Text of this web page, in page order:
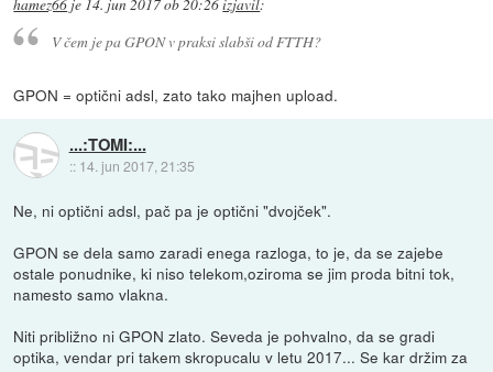
hamez66 je 14. jun 2017 ob 20:26izjavil:
V čem je pa GPON v praksi slabši od FTTH?
GPON = optični adsl, zato tako majhen upload.
...:TOMI:...
:: 14. jun 2017, 21:35
Ne, ni optični adsl, pač pa je optični "dvojček".
GPON se dela samo zaradi enega razloga, to je, da se zajebe
ostale ponudnike, ki niso telekom,oziroma se jim proda bitni tok,
namesto samo vlakna.
Niti približno ni GPON zlato. Seveda je pohvalno, da se gradi
optika, vendar pri takem skropucalu v letu 2017... Se kar držim za